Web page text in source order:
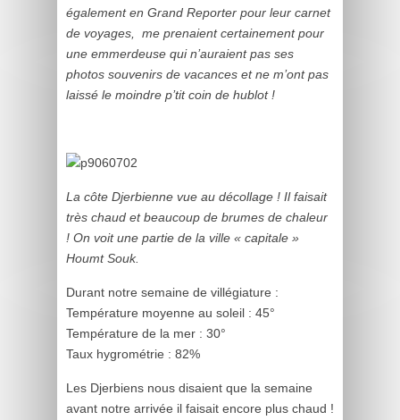
également en Grand Reporter pour leur carnet
de voyages, me prenaient certainement pour
une emmerdeuse qui n’auraient pas ses
photos souvenirs de vacances et ne m’ont pas
laissé le moindre p’tit coin de hublot !
La côte Djerbienne vue au décollage ! Il faisait
très chaud et beaucoup de brumes de chaleur
! On voit une partie de la ville « capitale »
Houmt Souk.
Durant notre semaine de villégiature :
Température moyenne au soleil : 45°
Température de la mer : 30°
Taux hygrométrie : 82%
Les Djerbiens nous disaient que la semaine
avant notre arrivée il faisait encore plus chaud !